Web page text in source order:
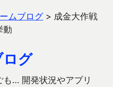
ムブログ> 成金大作戦
動
グ
… 開発状況やアプリ